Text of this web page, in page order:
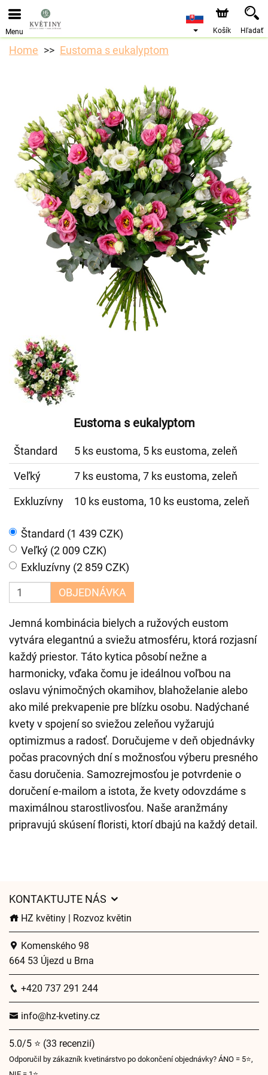
Menu Košík Hľadať
Home Eustoma s eukalyptom
Eustoma s eukalyptom
Štandard
5 ks eustoma, 5 ks eustoma, zeleň
Veľký
7 ks eustoma, 7 ks eustoma, zeleň
Exkluzívny
10 ks eustoma, 10 ks eustoma, zeleň
Štandard (1 439 CZK)
Veľký (2 009 CZK)
Exkluzívny (2 859 CZK)
OBJEDNÁVKA
Jemná kombinácia bielych a ružových eustom
vytvára elegantnú a sviežu atmosféru, ktorá rozjasní
každý priestor. Táto kytica pôsobí nežne a
harmonicky, vďaka čomu je ideálnou voľbou na
oslavu výnimočných okamihov, blahoželanie alebo
ako milé prekvapenie pre blízku osobu. Nadýchané
kvety v spojení so sviežou zeleňou vyžarujú
optimizmus a radosť. Doručujeme v deň objednávky
počas pracovných dní s možnosťou výberu presného
času doručenia. Samozrejmosťou je potvrdenie o
doručení e-mailom a istota, že kvety odovzdáme s
maximálnou starostlivosťou. Naše aranžmány
pripravujú skúsení floristi, ktorí dbajú na každý detail.
KONTAKTUJTE NÁS
HZ květiny | Rozvoz květin
Komenského 98
664 53 Újezd u Brna
+420 737 291 244
info@hz-kvetiny.cz
5.0/5 ⭐ (33 recenzií)
Odporučil by zákazník kvetinárstvo po dokončení objednávky? ÁNO = 5⭐,